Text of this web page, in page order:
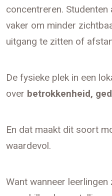
concentreren.
vaker om minder
uitgang te zitten of
De fysieke plek in een
over betrokkenheid,
En dat maakt dit soort
waardevol.
Want wanneer